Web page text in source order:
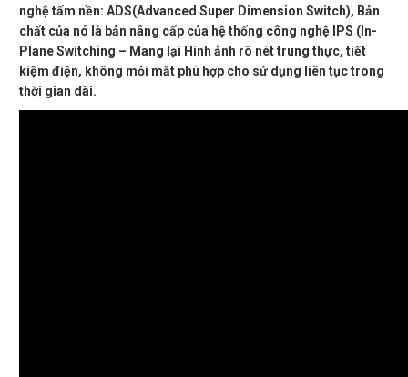
nghệ tấm nền: ADS(Advanced Super Dimension Switch), Bản
chất của nó là bản nâng cấp của hệ thống công nghệ IPS (In-
Plane Switching – Mang lại Hình ảnh rõ nét trung thực, tiết
kiệm điện, không mỏi mắt phù hợp cho sử dụng liên tục trong
thời gian dài.